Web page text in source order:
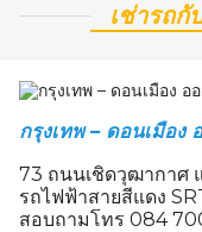
เช่ารถ
กรุงเทพ – ดอนเมือง
73 ถนนเชิดวุฒากาศ
รถไฟฟ้าสายสีแดง
สอบถามโทร 084